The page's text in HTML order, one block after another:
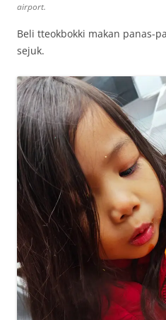
airport.
Beli tteokbokki makan panas-
sejuk.